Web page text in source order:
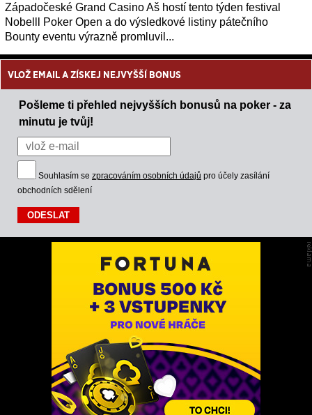
Západočeské Grand Casino Aš hostí tento týden festival
Nobelll Poker Open a do výsledkové listiny pátečního
Bounty eventu výrazně promluvil...
VLOŽ EMAIL A ZÍSKEJ NEJVYŠŠÍ BONUS
Pošleme ti přehled nejvyšších bonusů na poker - za
minutu je tvůj!
Souhlasím se zpracováním osobních údajů pro účely zasílání
obchodních sdělení